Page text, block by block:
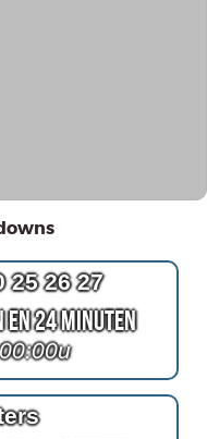
25 26 27
en 24 Minuten